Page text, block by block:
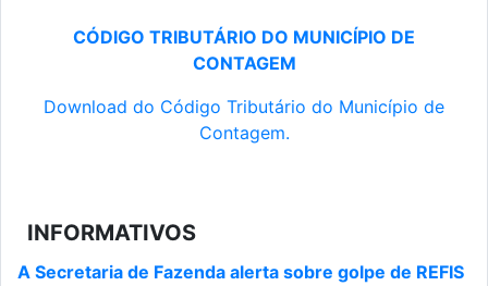
CÓDIGO TRIBUTÁRIO DO MUNICÍPIO DE
CONTAGEM
Download do Código Tributário do Município de
Contagem.
INFORMATIVOS
A Secretaria de Fazenda alerta sobre golpe de REFIS